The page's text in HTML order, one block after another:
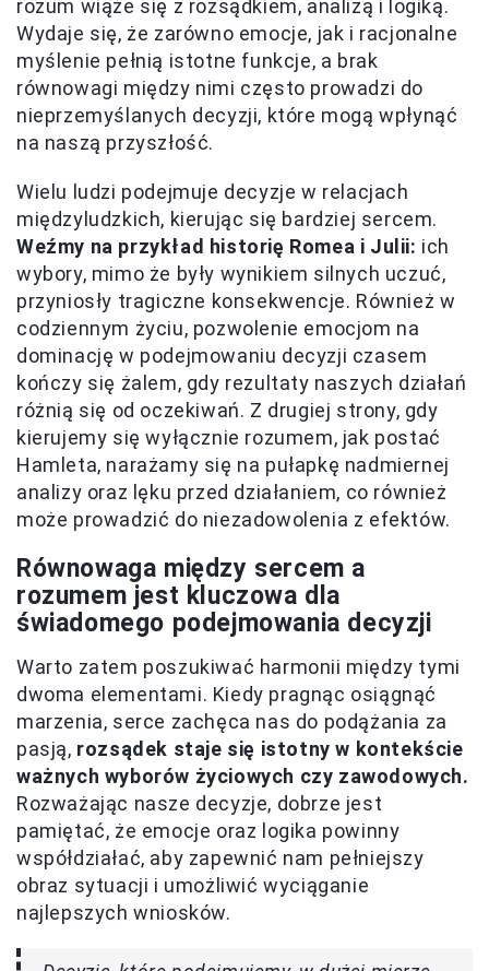
rozum wiąże się z rozsądkiem, analizą i logiką.
Wydaje się, że zarówno emocje, jak i racjonalne
myślenie pełnią istotne funkcje, a brak
równowagi między nimi często prowadzi do
nieprzemyślanych decyzji, które mogą wpłynąć
na naszą przyszłość.
Wielu ludzi podejmuje decyzje w relacjach
międzyludzkich, kierując się bardziej sercem.
Weźmy na przykład historię Romea i Julii: ich
wybory, mimo że były wynikiem silnych uczuć,
przyniosły tragiczne konsekwencje. Również w
codziennym życiu, pozwolenie emocjom na
dominację w podejmowaniu decyzji czasem
kończy się żalem, gdy rezultaty naszych działań
różnią się od oczekiwań. Z drugiej strony, gdy
kierujemy się wyłącznie rozumem, jak postać
Hamleta, narażamy się na pułapkę nadmiernej
analizy oraz lęku przed działaniem, co również
może prowadzić do niezadowolenia z efektów.
Równowaga między sercem a
rozumem jest kluczowa dla
świadomego podejmowania decyzji
Warto zatem poszukiwać harmonii między tymi
dwoma elementami. Kiedy pragnąc osiągnąć
marzenia, serce zachęca nas do podążania za
pasją, rozsądek staje się istotny w kontekście
ważnych wyborów życiowych czy zawodowych.
Rozważając nasze decyzje, dobrze jest
pamiętać, że emocje oraz logika powinny
współdziałać, aby zapewnić nam pełniejszy
obraz sytuacji i umożliwić wyciąganie
najlepszych wniosków.